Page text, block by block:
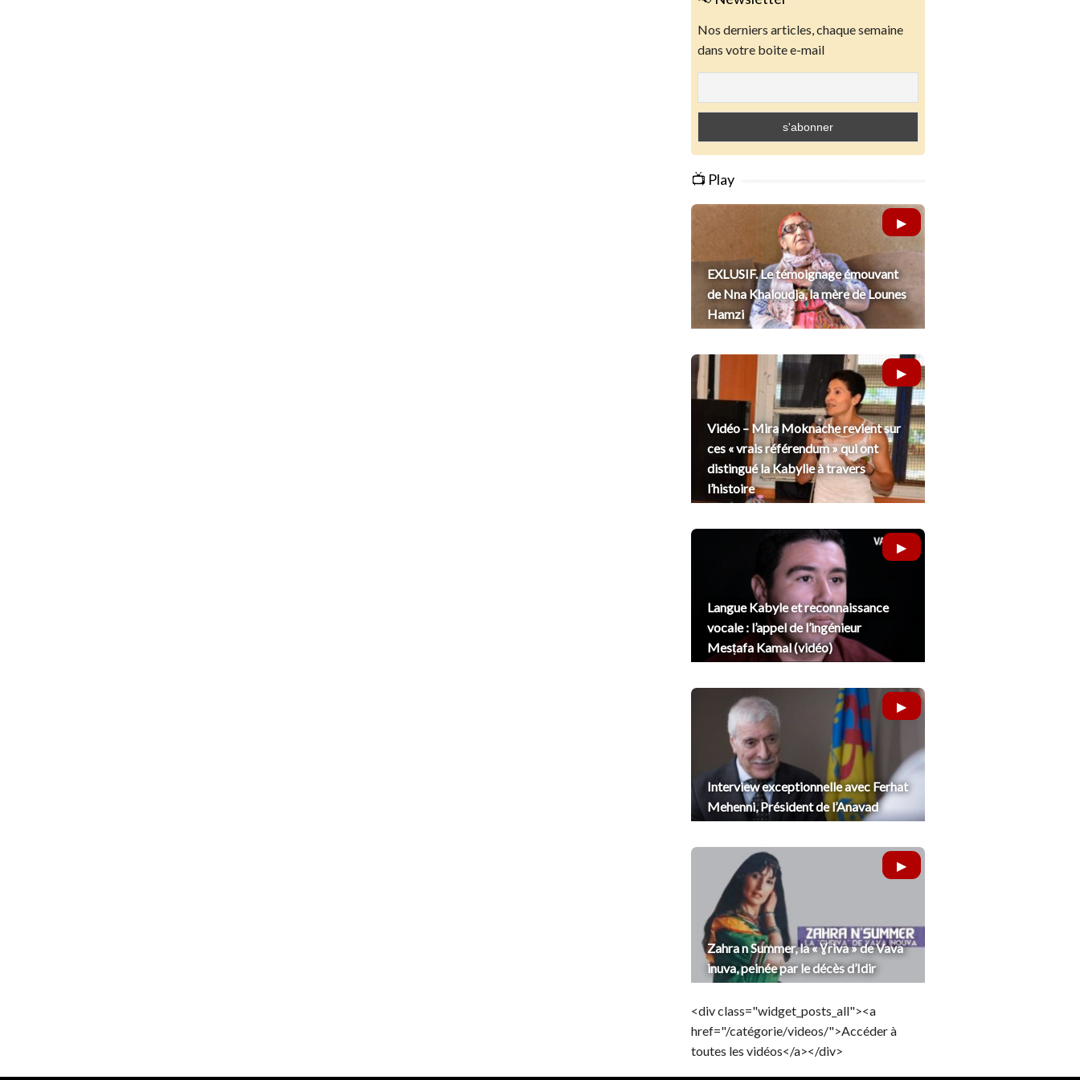
Nos derniers articles, chaque semaine
dans votre boite e-mail
📺 Play
EXLUSIF. Le témoignage émouvant
de Nna Khaloudja, la mère de Lounes
Hamzi
Vidéo – Mira Moknache revient sur
ces « vrais référendum » qui ont
distingué la Kabylie à travers
l’histoire
Langue Kabyle et reconnaissance
vocale : l’appel de l’ingénieur
Mesṭafa Kamal (vidéo)
Interview exceptionnelle avec Ferhat
Mehenni, Président de l’Anavad
Zahra n Summer, la « Ɣriva » de Vava
inuva, peinée par le décès d’Idir
<div class="widget_posts_all"><a
href="/catégorie/videos/">Accéder à
toutes les vidéos</a></div>